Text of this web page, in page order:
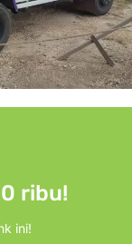
ribu!
ini!